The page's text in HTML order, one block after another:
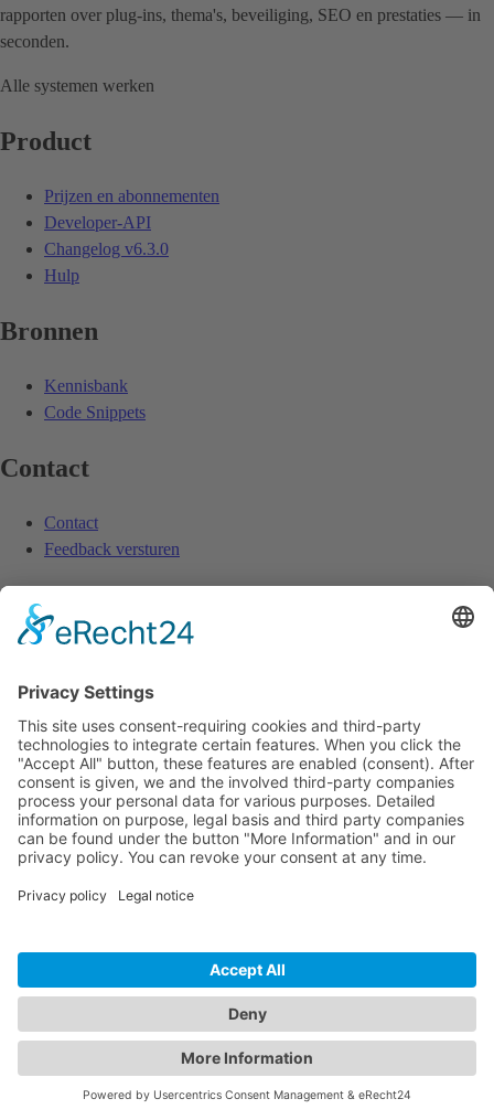
rapporten over plug-ins, thema's, beveiliging, SEO en prestaties — in
seconden.
Alle systemen werken
Product
Prijzen en abonnementen
Developer-API
Changelog v6.3.0
Hulp
Bronnen
Kennisbank
Code Snippets
Contact
Contact
Feedback versturen
hello@inspectwp.com